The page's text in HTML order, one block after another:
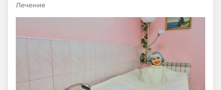
Лечение